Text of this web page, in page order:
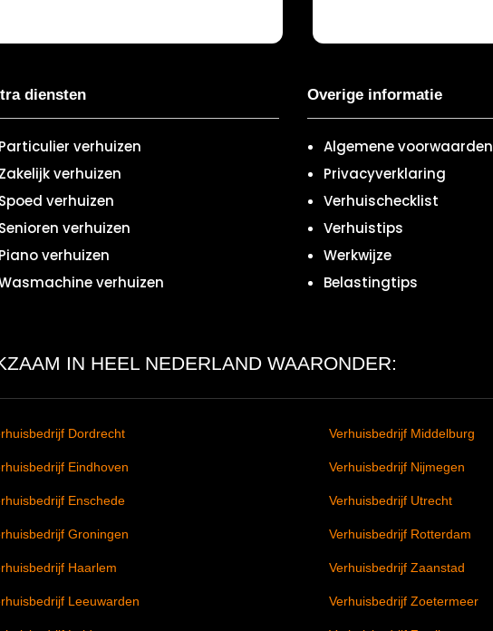
diensten
Particulier verhuizen
Zakelijk verhuizen
Spoed verhuizen
Senioren verhuizen
Piano verhuizen
verhuizen
Overige informatie
Algemene voorwaarden
Privacyverklaring
Verhuischecklist
Verhuistips
Werkwijze
Belastingtips
IN HEEL NEDERLAND WAARONDER:
Dordrecht
Eindhoven
Enschede
Groningen
Haarlem
Leeuwarden
Verhuisbedrijf Middelburg
Verhuisbedrijf Nijmegen
Verhuisbedrijf Utrecht
Verhuisbedrijf Rotterdam
Verhuisbedrijf Zaanstad
Verhuisbedrijf Zoetermeer